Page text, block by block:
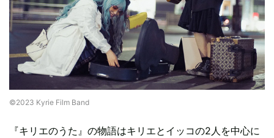
©︎2023 Kyrie Film Band
『キリエのうた』の物語はキリエとイッコの2人を中心に